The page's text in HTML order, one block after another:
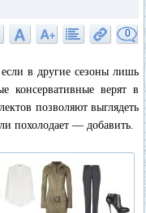
0
в другие сезоны лишь
консервативные верят в
позволяют выглядеть
похолодает — добавить.